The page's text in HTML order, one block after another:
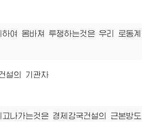
여 몸바쳐 투쟁하는것은 우리 로동
설의 기관차
나가는것은 경제강국건설의 근본방도